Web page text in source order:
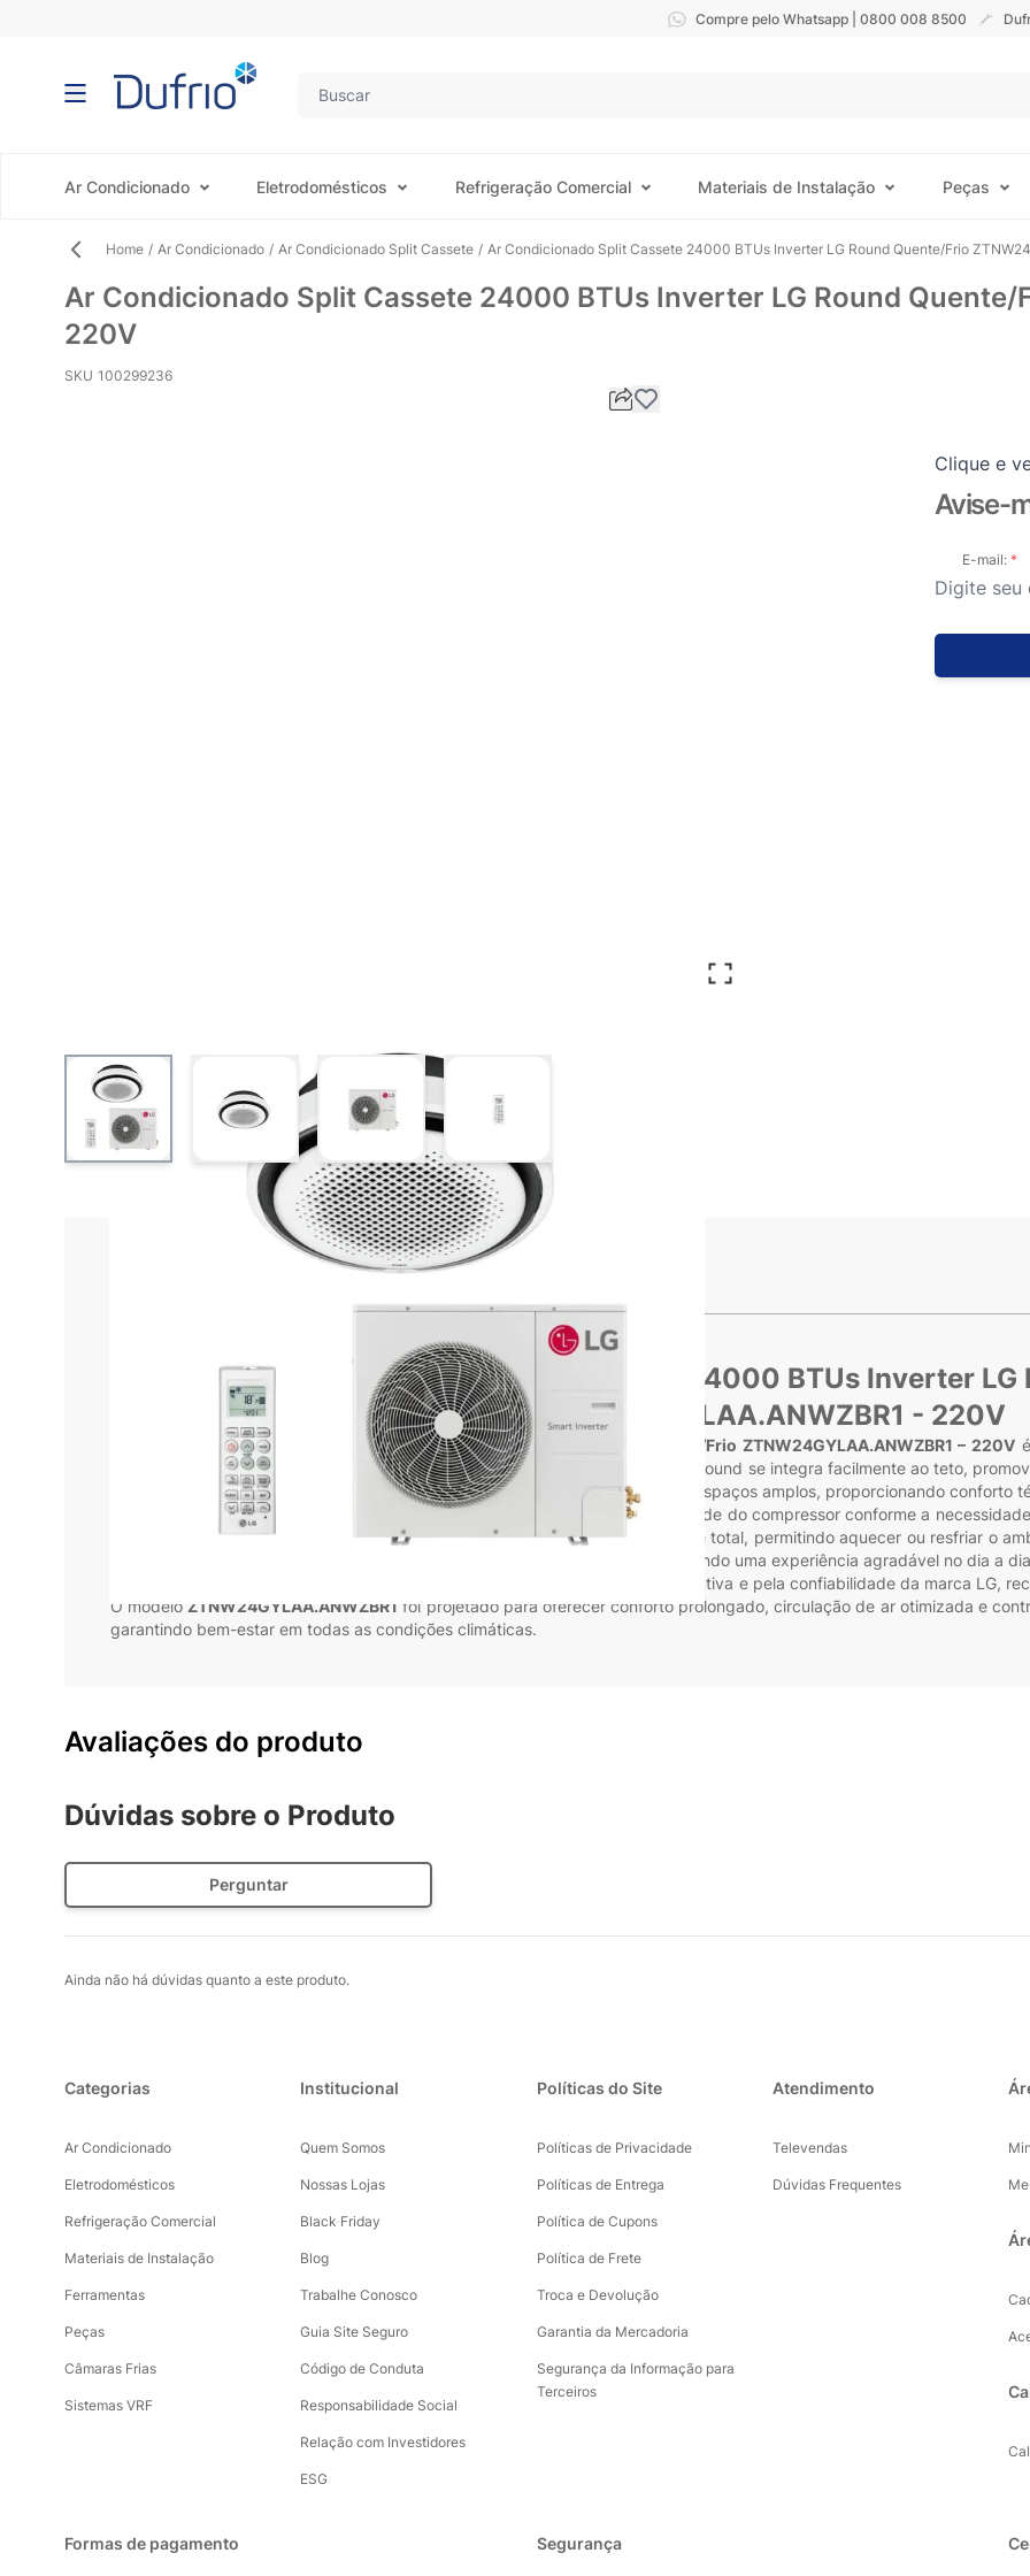
Compre pelo Whatsapp | 0800 008 8500
Ar Condicionado Eletrodomésticos Refrigeração Comercial Materiais de Instalação Peças
Home / Ar Condicionado / Ar Condicionado Split Cassete / Ar Condicionado Split Cassete 24000 BTUs Inverter LG Round Quente/Frio
Ar Condicionado Split Cassete 24000 BTUs Inverter LG Round Quente/
220V
SKU 100299236
View larger imageView larger imageView larger image
Clique e
Avise-
E-mail:
Ar Condicionado Split Cassete 24000 BTUs Inverter LG
ZTNW24GYLAA.ANWZBR1 - 220V
Ar Condicionado Split Cassete 24000 BTUs Inverter LG Round Quente/Frio ZTNW24GYLAA.ANWZBR1 – 220V
aliado a um visual elegante e discreto. Seu formato cassete com acabamento round se integra facilmente ao teto,
Com capacidade de24000 BTUs
, entrega climatização eficiente mesmo em espaços amplos, proporcionando conforto
Invertergarante maior eficiência energética ao ajustar a velocidade do compressor conforme a
para menor consumo de energia. O sistemaQuente/Friooferece versatilidade total, permitindo aquecer ou resfriar o
, o equipamento alia potência e funcionamento silencioso, criando uma experiência agradável no dia a
se destaca pela qualidade construtiva e pela confiabilidade da marca LG,
O modelo ZTNW24GYLAA.ANWZBR1 foi projetado para oferecer conforto prolongado, circulação de ar otimizada e
garantindo bem-estar em todas as condições climáticas.
Características técnicas
Avaliações do produto
Dúvidas sobre o Produto
Perguntar
Ainda não há dúvidas quanto a este produto.
Categorias
Ar Condicionado
Eletrodomésticos
Refrigeração Comercial
Materiais de Instalação
Ferramentas
Peças
Câmaras Frias
Sistemas VRF
Institucional
Quem Somos
Nossas Lojas
Black Friday
Blog
Trabalhe Conosco
Guia Site Seguro
Código de Conduta
Responsabilidade Social
Relação com Investidores
ESG
Políticas do Site
Políticas de Privacidade
Políticas de Entrega
Política de Cupons
Política de Frete
Troca e Devolução
Garantia da Mercadoria
Segurança da Informação para
Terceiros
Atendimento
Televendas
Dúvidas Frequentes
Formas de pagamento Segurança